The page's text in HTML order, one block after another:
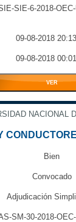
SIE-6-2018-
09-08-2018
09-08-2018
VER
NACIONAL
Bien
Convocado
Adjudicación
SM-30-2018-